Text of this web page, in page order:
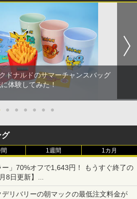
リジナル特典:オリジナル巾着＋メー
カー特典:【坤と離】二振りの剣、十翼よ
り来たる！スタジオ描き下ろしイラスト
ード付) [Blu-ray]
10,780
場版「鬼滅の刃」無限城編 第一章 猗
3,982
場版「鬼滅の刃」無限城編 第一章 猗
座再来 通常版 [DVD]
3,523
Switch2 保護フィルム スイッチ2 保護フ
ィルム switch2 フィルム Switch2 ガラ
フィルム スイッチ2 フィルム ガイド
り付け キット カバー Switch 2 本体
クセサリー Nintendo Switch2 ケース
透明 ブルーライト カット 99％ FIRM
1,000
】【2枚目半額&ケーブルもらえる】ス
ッチ2 保護フィルム switch2 フィルム
ガラスフィルム スイッチ Switc
護フィルム 有機el ブルーライトカッ
護 画面 液晶保護 画面保護
1,000
【中古】ドラゴンズドグマ 2ソフト:プレ
イステーション5ソフト／アクション・
ーム
1,910
ニー・インタラクティブエンタテイン
Edge(TM) ワイヤレスコントローラー
） [CFI-ZSM1G PS5 デュアルセンス
2,679
イクツー・インタラクティブ・ジャパ
【PS5】『NBA 2K26』BEST PRICE
[ELJM-30885 PS5 NBA 2K26 レンカ]
劇場版「鬼滅の刃」無限城編 第一章 猗
窩座再来(通常版)【Blu-ray】 [ 吾峠呼世
]
3,960
場版モノノ怪 唐傘【Blu-ray】 [ 中村
8,044
少女☆歌劇 レヴュースタァライト」2
ndスタァライブ “Starry Desert”【Blu-r
】 [ スタァライト九九組 ]
8,141
ドナルドのサマーチャンスバッグ
体験してみた！
● ● ● ● ● ●
グ
1週間 1カ月
ー」70%オフで1,643円！ もうすぐ終了の
8日更新】
では「大神 絶景版」が67%オフで990円
リバリーの朝マックの最低注文料金が